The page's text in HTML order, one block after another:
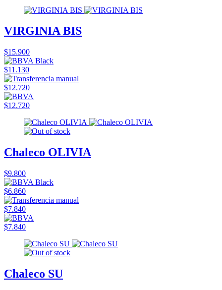
VIRGINIA BIS
$15.900
$11.130
$12.720
$12.720
Chaleco OLIVIA
$9.800
$6.860
$7.840
$7.840
Chaleco SU